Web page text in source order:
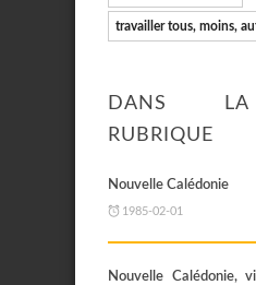
travailler tous, moins,
DANS
RUBRIQUE
Nouvelle Calédonie
1985-02-01
Nouvelle Calédonie,